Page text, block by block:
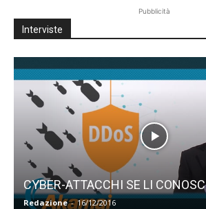
Pubblicità
Interviste
CYBER-ATTACCHI SE LI
Redazione - 16/12/2016